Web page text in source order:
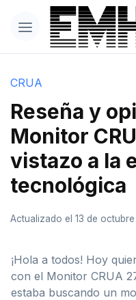
CRUA
Reseña y
Monitor
vistazo a la
tecnológica
Actualizado el 13 de
¡Hola a todos! Hoy
con el Monitor CRUA
estaba buscando un